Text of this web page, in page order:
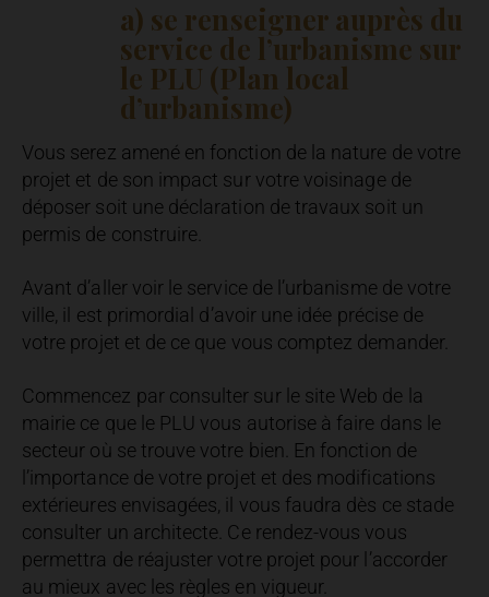
a) se renseigner auprès du
service de l’urbanisme sur
le PLU (Plan local
d’urbanisme)
Vous serez amené en fonction de la nature de votre
projet et de son impact sur votre voisinage de
déposer soit une déclaration de travaux soit un
permis de construire.
Avant d’aller voir le service de l’urbanisme de votre
ville, il est primordial d’avoir une idée précise de
votre projet et de ce que vous comptez demander.
Commencez par consulter sur le site Web de la
mairie ce que le PLU vous autorise à faire dans le
secteur où se trouve votre bien. En fonction de
l’importance de votre projet et des modifications
extérieures envisagées, il vous faudra dès ce stade
consulter un architecte. Ce rendez-vous vous
permettra de réajuster votre projet pour l’accorder
au mieux avec les règles en vigueur.